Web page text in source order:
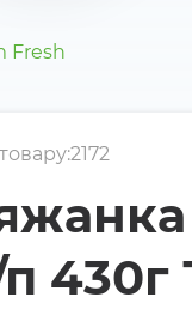
Fresh
430г